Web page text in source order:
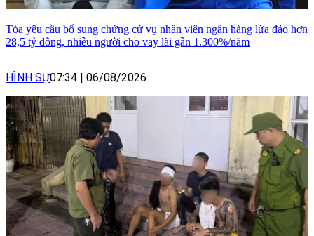
Tòa yêu cầu bổ sung chứng cứ vụ nhân viên ngân hàng lừa đảo hơn
28,5 tỷ đồng, nhiều người cho vay lãi gần 1.300%/năm
HÌNH SỰ07:34 | 06/08/2026